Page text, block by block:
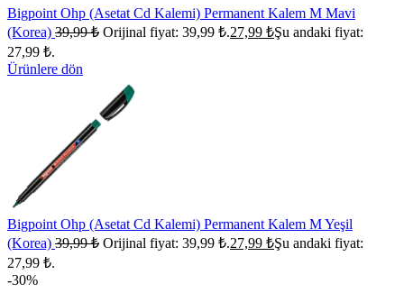
Bigpoint Ohp (Asetat Cd Kalemi) Permanent Kalem M Mavi
(Korea) 39,99₺ Orijinal fiyat: 39,99 ₺.27,99 ₺Şu andaki fiyat:
27,99 ₺.
Ürünlere dön
Bigpoint Ohp (Asetat Cd Kalemi) Permanent Kalem M Yeşil
(Korea) 39,99₺ Orijinal fiyat: 39,99 ₺.27,99 ₺Şu andaki fiyat:
27,99 ₺.
-30%